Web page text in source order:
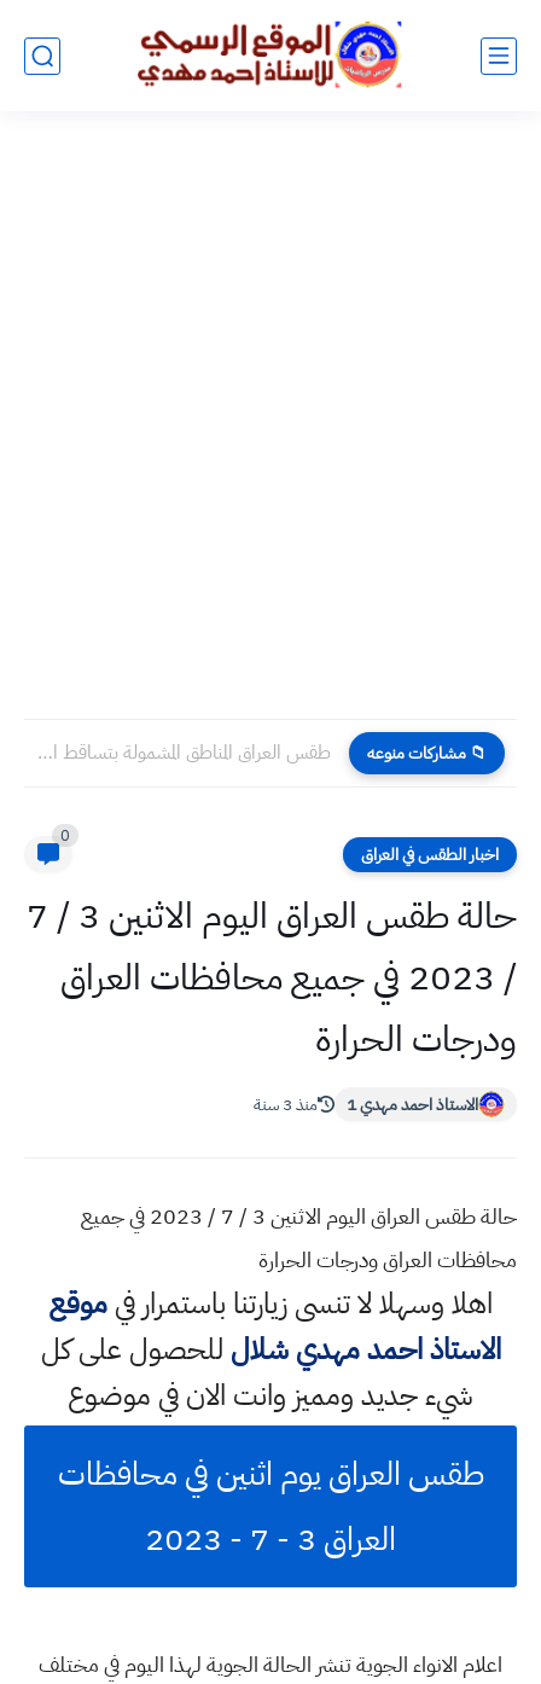
📁 مشاركات منوعه طقس العراق المناطق المشمولة بتساقط الامطار خلال ٢٤ ساعة القادمة
اخبار الطقس في العراق
0
حالة طقس العراق اليوم الاثنين 3 / 7
/ 2023 في جميع محافظات العراق
ودرجات الحرارة
الاستاذ احمد مهدي 1 منذ 3 سنة
حالة طقس العراق اليوم الاثنين 3 / 7 / 2023 في جميع
محافظات العراق ودرجات الحرارة
اهلا وسهلالا تنسى زيارتنا باستمرار فيموقع
الاستاذ احمد مهدي شلال للحصول على كل
شيء جديد ومميز وانت الان في موضوع
طقس العراق يوم اثنين في محافظات
العراق 3 - 7 - 2023
اعلام الانواء الجوية تنشر الحالة الجوية لهذا اليوم في مختلف